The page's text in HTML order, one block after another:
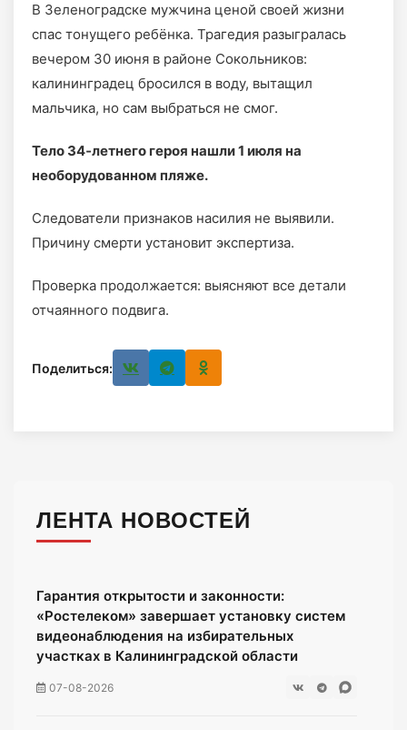
В Зеленоградске мужчина ценой своей жизни
спас тонущего ребёнка. Трагедия разыгралась
вечером 30 июня в районе Сокольников:
калининградец бросился в воду, вытащил
мальчика, но сам выбраться не смог.
Тело 34‑летнего героя нашли 1 июля на
необорудованном пляже.
Следователи признаков насилия не выявили.
Причину смерти установит экспертиза.
Проверка продолжается: выясняют все детали
отчаянного подвига.
Поделиться:
ЛЕНТА НОВОСТЕЙ
Гарантия открытости и законности:
«Ростелеком» завершает установку систем
видеонаблюдения на избирательных
участках в Калининградской области
07-08-2026